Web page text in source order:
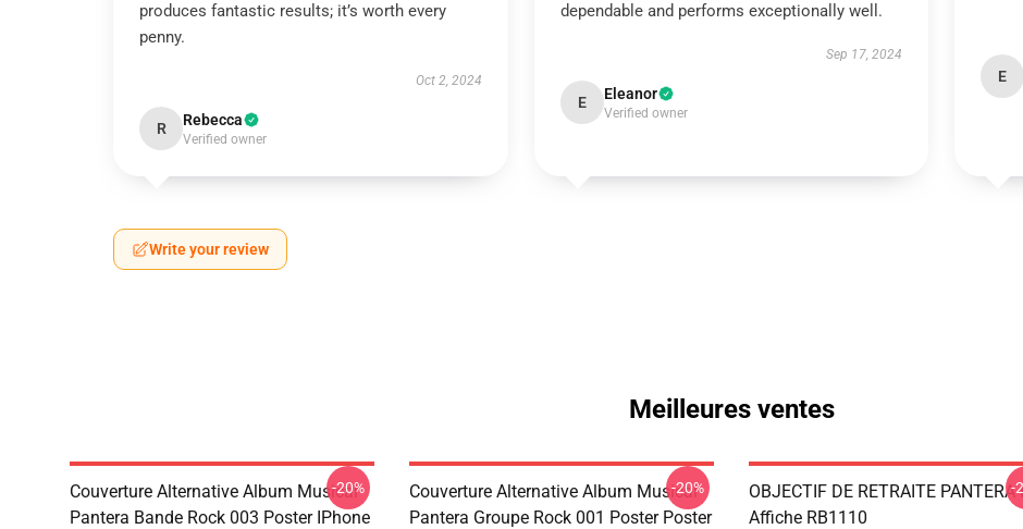
produces fantastic results; it’s worth every
penny.
Oct 2, 2024
R Rebecca
Verified owner
dependable and performs exceptionally well.
Sep 17, 2024
E Eleanor
Verified owner
E
Write your review
Meilleures ventes
Couverture Alternative Album Musical
Pantera Bande Rock 003 Poster IPhone
-20%
Couverture Alternative Album Musical
Pantera Groupe Rock 001 Poster Poster
-20%
OBJECTIF DE RETRAITE PANTERA
Affiche RB1110
-